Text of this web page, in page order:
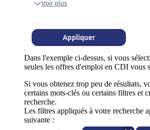
Dans l'exemple ci-dessus, si vous
seules les offres d'emploi en CDI vous
Si vous obtenez trop peu de résultats,
certains mots-clés ou certains filtres et
recherche.
Les filtres appliqués à votre recherche
suivante :